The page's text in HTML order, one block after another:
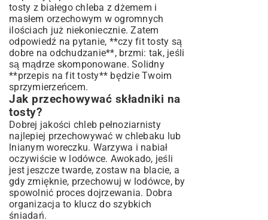
tosty z białego chleba z dżemem i
masłem orzechowym w ogromnych
ilościach już niekoniecznie. Zatem
odpowiedź na pytanie, **czy fit tosty są
dobre na odchudzanie**, brzmi: tak, jeśli
są mądrze skomponowane. Solidny
**przepis na fit tosty** będzie Twoim
sprzymierzeńcem.
Jak przechowywać składniki na
tosty?
Dobrej jakości chleb pełnoziarnisty
najlepiej przechowywać w chlebaku lub
lnianym woreczku. Warzywa i nabiał
oczywiście w lodówce. Awokado, jeśli
jest jeszcze twarde, zostaw na blacie, a
gdy zmięknie, przechowuj w lodówce, by
spowolnić proces dojrzewania. Dobra
organizacja to klucz do szybkich
śniadań.